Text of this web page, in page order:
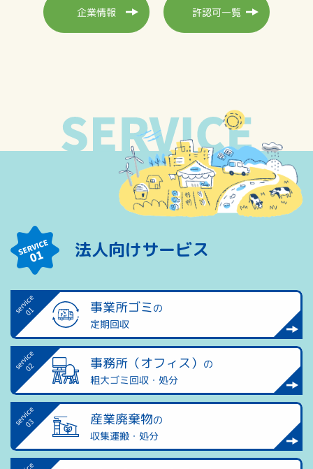
企業情報 許認可一覧
法人向けサービス
事業所ゴミの
定期回収
事務所（オフィス） の
粗大ゴミ回収・処分
産業廃棄物の
収集運搬・処分